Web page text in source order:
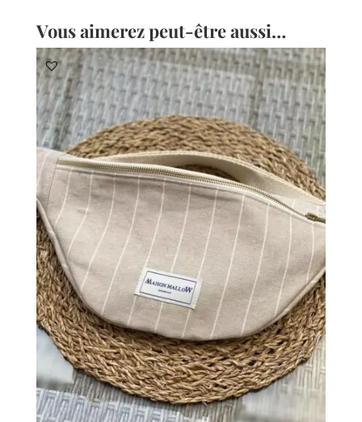
Vous aimerez peut-être aussi…